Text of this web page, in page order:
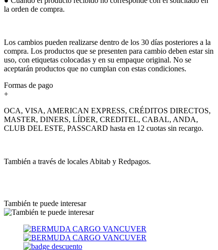
la orden de compra.
Los cambios pueden realizarse dentro de los 30 días posteriores a la
compra. Los productos que se presenten para cambio deben estar sin
uso, con etiquetas colocadas y en su empaque original. No se
aceptarán productos que no cumplan con estas condiciones.
Formas de pago
+
OCA, VISA, AMERICAN EXPRESS, CRÉDITOS DIRECTOS,
MASTER, DINERS, LÍDER, CREDITEL, CABAL, ANDA,
CLUB DEL ESTE, PASSCARD hasta en 12 cuotas sin recargo.
También a través de locales Abitab y Redpagos.
También te puede interesar